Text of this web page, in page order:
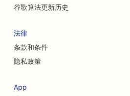
化学换肤服务的搜索引擎优化
颅面外科医生的搜索引擎优化
咖啡店搜索引擎优化
谷歌算法更新历史
法律
条款和条件
隐私政策
App